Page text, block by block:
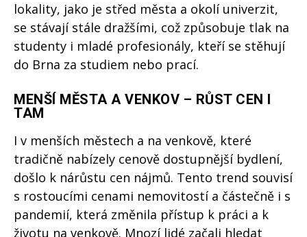
lokality, jako je střed města a okolí univerzit,
se stávají stále dražšími, což způsobuje tlak na
studenty i mladé profesionály, kteří se stěhují
do Brna za studiem nebo prací.
MENŠÍ MĚSTA A VENKOV – RŮST CEN I
TAM
I v menších městech a na venkově, které
tradičně nabízely cenově dostupnější bydlení,
došlo k nárůstu cen nájmů. Tento trend souvisí
s rostoucími cenami nemovitostí a částečně i s
pandemií, která změnila přístup k práci a k
životu na venkově. Mnozí lidé začali hledat